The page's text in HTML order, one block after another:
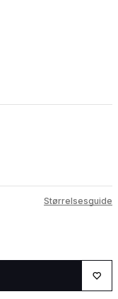
Størrelsesguide